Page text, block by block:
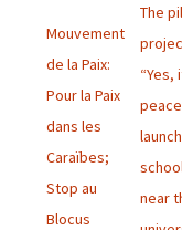
Mouvement
de la Paix:
Pour la Paix
dans les
Caraïbes;
Stop au
Blocus
The
“Yes,
near